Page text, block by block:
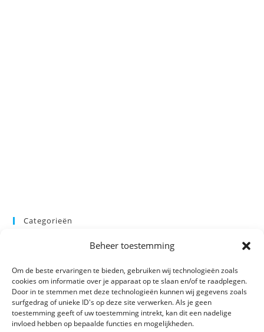
Beheer toestemming
Om de beste ervaringen te bieden, gebruiken wij technologieën zoals
cookies om informatie over je apparaat op te slaan en/of te raadplegen.
Door in te stemmen met deze technologieën kunnen wij gegevens zoals
surfgedrag of unieke ID's op deze site verwerken. Als je geen
toestemming geeft of uw toestemming intrekt, kan dit een nadelige
invloed hebben op bepaalde functies en mogelijkheden.
Categorieën
Categorie selecteren